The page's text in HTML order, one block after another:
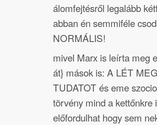
álomfejtésről legalább
abban én semmiféle
NORMÁLIS!
mivel Marx is leírta meg
át} mások is: A LÉT
TUDATOT és eme
törvény mind a kettőnkre
előfordulhat hogy sem